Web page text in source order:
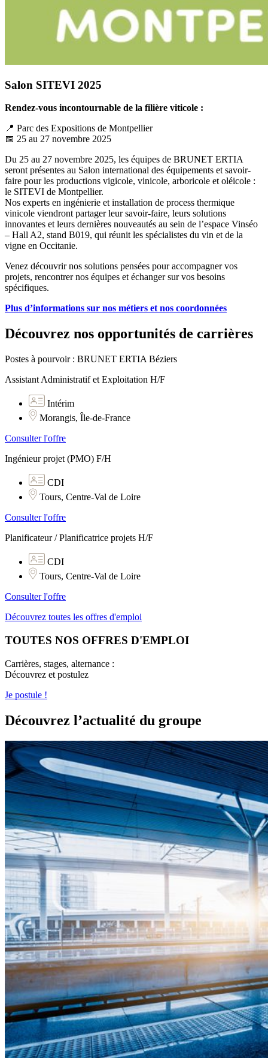
Salon SITEVI 2025
Rendez-vous incontournable de la filière viticole :
📍 Parc des Expositions de Montpellier
📅 25 au 27 novembre 2025
Du 25 au 27 novembre 2025, les équipes de BRUNET ERTIA
seront présentes au Salon international des équipements et savoir-
faire pour les productions vigicole, vinicole, arboricole et oléicole :
le SITEVI de Montpellier.
Nos experts en ingénierie et installation de process thermique
vinicole viendront partager leur savoir-faire, leurs solutions
innovantes et leurs dernières nouveautés au sein de l’espace Vinséo
– Hall A2, stand B019, qui réunit les spécialistes du vin et de la
vigne en Occitanie.
Venez découvrir nos solutions pensées pour accompagner vos
projets, rencontrer nos équipes et échanger sur vos besoins
spécifiques.
Plus d’informations sur nos métiers et nos coordonnées
Découvrez nos opportunités de carrières
Postes à pourvoir : BRUNET ERTIA Béziers
Assistant Administratif et Exploitation H/F
Intérim
Morangis, Île-de-France
Consulter l'offre
Ingénieur projet (PMO) F/H
CDI
Tours, Centre-Val de Loire
Consulter l'offre
Planificateur / Planificatrice projets H/F
CDI
Tours, Centre-Val de Loire
Consulter l'offre
Découvrez toutes les offres d'emploi
TOUTES NOS OFFRES D'EMPLOI
Carrières, stages, alternance :
Découvrez et postulez
Je postule !
Découvrez l’actualité du groupe